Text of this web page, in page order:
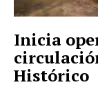
Inicia
Histórico